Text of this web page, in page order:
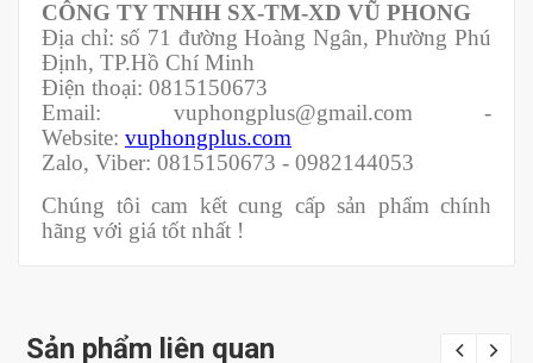
CÔNG TY TNHH SX-TM-XD VŨ PHONG
Địa chỉ: số 71 đường Hoàng Ngân, Phường Phú
Định, TP.Hồ Chí Minh
Điện thoại: 0815150673
Email: vuphongplus@gmail.com -
Website: vuphongplus.com
Zalo, Viber: 0815150673 - 0982144053
Chúng tôi cam kết cung cấp sản phẩm chính
hãng với giá tốt nhất !
Sản phẩm liên quan